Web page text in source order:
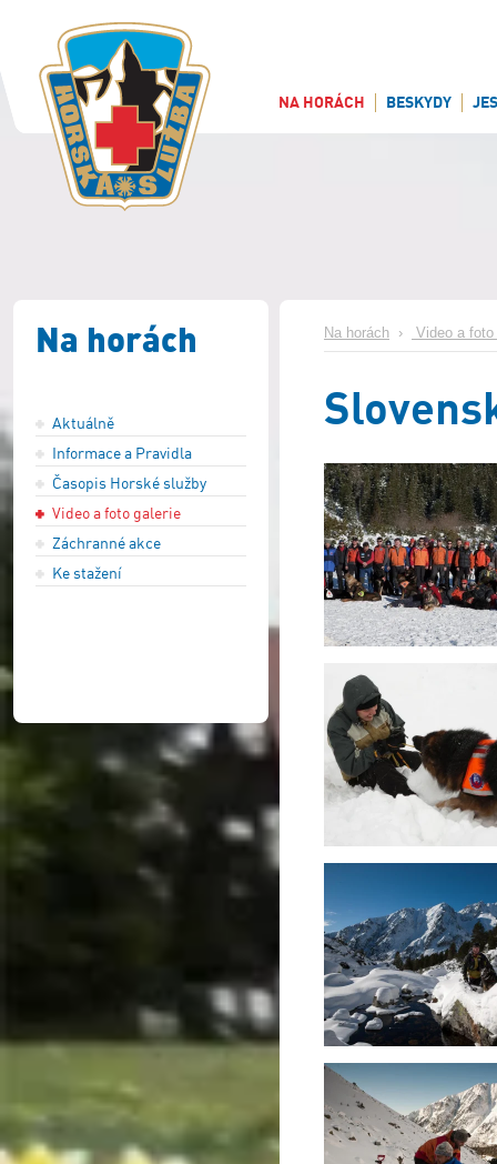
NA HORÁCH BESKYDY
Na horách
Aktuálně
Informace a Pravidla
Časopis Horské služby
Video a foto galerie
Záchranné akce
Ke stažení
Na horách › Video a foto